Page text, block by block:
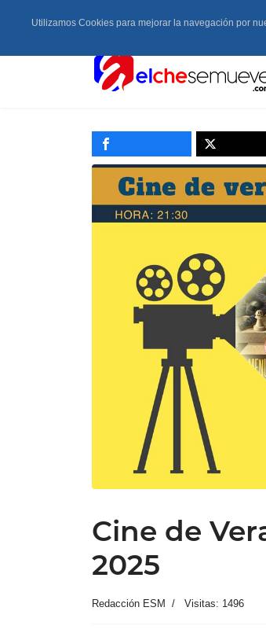
Cine de
2025
Redacción ESM Visitas: 1496
Utilizamos Cookies para mejorar la navegación por